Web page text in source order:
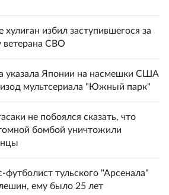
хулиган избил заступившегося за
ветерана СВО
указала Японии на насмешки США
мультсериала "Южный парк"
не побоялся сказать, что
бомбой уничтожили
футболист тульского "Арсенала"
ему было 25 лет